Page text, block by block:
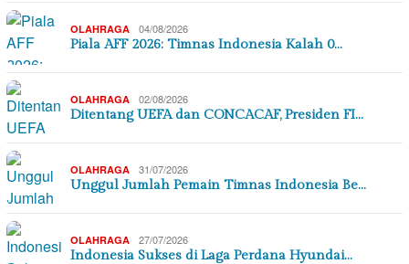
OLAHRAGA 04/08/2026
Piala AFF 2026: Timnas Indonesia Kalah 0…
OLAHRAGA 02/08/2026
Ditentang UEFA dan CONCACAF, Presiden FI…
OLAHRAGA 31/07/2026
Unggul Jumlah Pemain Timnas Indonesia Be…
OLAHRAGA 27/07/2026
Indonesia Sukses di Laga Perdana Hyundai…